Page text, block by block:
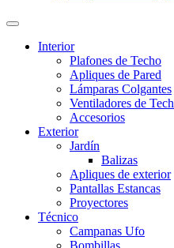
Interior
Plafones de Techo
Apliques de Pared
Lámparas Colgantes
Ventiladores de
Accesorios
Exterior
Jardín
Balizas
Apliques de exterior
Pantallas Estancas
Proyectores
Técnico
Campanas Ufo
Bombillas